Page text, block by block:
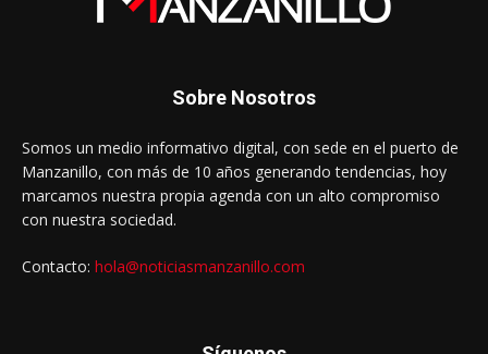
Sobre Nosotros
Somos un medio informativo digital, con sede en el puerto de
Manzanillo, con más de 10 años generando tendencias, hoy
marcamos nuestra propia agenda con un alto compromiso
con nuestra sociedad.
Contacto: hola@noticiasmanzanillo.com